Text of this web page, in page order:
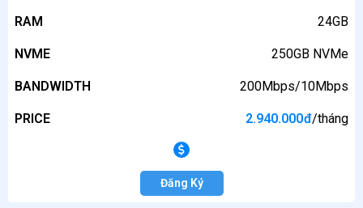
RAM 24GB
NVME 250GB NVMe
BANDWIDTH 200Mbps/10Mbps
PRICE 2.940.000đ/tháng
Đăng Ký